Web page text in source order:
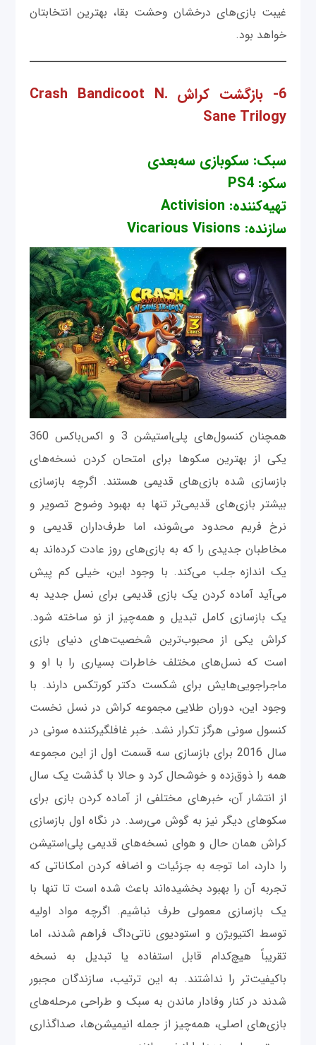
غیبت بازی‌های درخشان وحشت بقا، بهترین انتخابتان
خواهد بود.
6- بازگشت کراش Crash Bandicoot N.
Sane Trilogy
سبک: سکوبازی سه‌بعدی
سکو: PS4
تهیه‌کننده: Activision
سازنده: Vicarious Visions
همچنان کنسول‌های پلی‌استیشن 3 و اکس‌باکس 360
یکی از بهترین سکوها برای امتحان کردن نسخه‌های
بازسازی ‌شده بازی‌های قدیمی هستند. اگرچه بازسازی
بیشتر بازی‌های قدیمی‌تر تنها به بهبود وضوح تصویر و
نرخ فریم محدود می‌شوند، اما طرف‌داران قدیمی و
مخاطبان جدیدی را که به بازی‌های روز عادت کرده‌اند به
یک اندازه جلب می‌کند. با وجود این، خیلی کم پیش
می‌آید آماده کردن یک بازی قدیمی برای نسل جدید به
یک بازسازی کامل تبدیل و همه‌چیز از نو ساخته شود.
کراش یکی از محبوب‌ترین شخصیت‌های دنیای بازی
است که نسل‌های مختلف خاطرات بسیاری را با او و
ماجراجویی‌هایش برای شکست دکتر کورتکس دارند. با
وجود این، دوران طلایی مجموعه کراش در نسل نخست
کنسول سونی هرگز تکرار نشد. خبر غافلگیرکننده سونی در
سال 2016 برای بازسازی سه قسمت اول از این مجموعه
همه را ذوق‌زده و خوشحال کرد و حالا با گذشت یک سال
از انتشار آن، خبرهای مختلفی از آماده کردن بازی برای
سکو‌های دیگر نیز به گوش می‌رسد. در نگاه اول بازسازی
کراش همان حال‌ و هوای نسخه‌های قدیمی پلی‌استیشن
را دارد، اما توجه به جزئیات و اضافه کردن امکاناتی که
تجربه آن را بهبود بخشیده‌اند باعث شده است تا تنها با
یک بازسازی معمولی طرف نباشیم. اگرچه مواد اولیه
توسط اکتیویژن و استودیوی ناتی‌داگ فراهم شدند، اما
تقریباً هیچ‌کدام قابل استفاده یا تبدیل به نسخه
باکیفیت‌تر را نداشتند. به این ترتیب، سازندگان مجبور
شدند در کنار وفادار ماندن به سبک و طراحی مرحله‌های
بازی‌های اصلی، همه‌چیز از جمله انیمیشن‌ها، صداگذاری